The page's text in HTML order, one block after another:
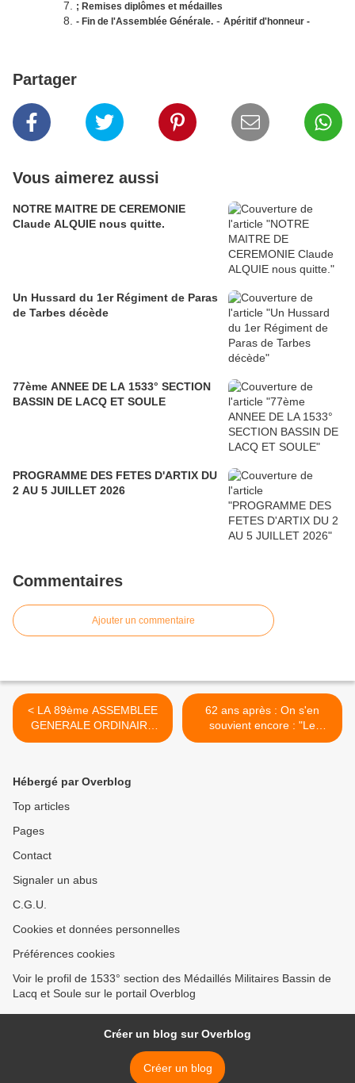
; Remises diplômes et médailles
- Fin de l'Assemblée Générale. - Apéritif d'honneur -
Partager
Vous aimerez aussi
NOTRE MAITRE DE CEREMONIE
Claude ALQUIE nous quitte.
Un Hussard du 1er Régiment de Paras
de Tarbes décède
77ème ANNEE DE LA 1533° SECTION
BASSIN DE LACQ ET SOULE
PROGRAMME DES FETES D'ARTIX DU
2 AU 5 JUILLET 2026
Commentaires
Ajouter un commentaire
< LA 89ème ASSEMBLEE
GENERALE ORDINAIRE
DE LA S.N.E.M.M., les 28 et
FONTAINEBLEAU (77)
62 ans après : On s'en
souvient encore : "Le
massacre de la Rue d'Isly"
Hébergé par Overblog
Top articles
Pages
Contact
Signaler un abus
C.G.U.
Cookies et données personnelles
Préférences cookies
Voir le profil de 1533° section des Médaillés Militaires Bassin de
Lacq et Soule sur le portail Overblog
Créer un blog sur Overblog
Créer un blog